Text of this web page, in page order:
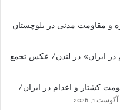
و مقاومت مدنی در بلوچستان
در ایران» در لندن/ عکس تجمع
کشتار و اعدام در ایران/
آگوست 1, 2026